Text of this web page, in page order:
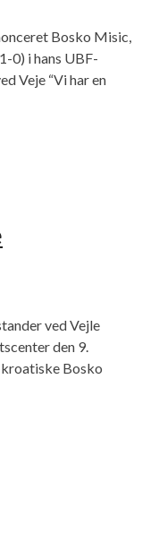
Bosko Misic,
0) i hans UBF-
Veje “Vi har en
ved Vejle
den 9.
Bosko